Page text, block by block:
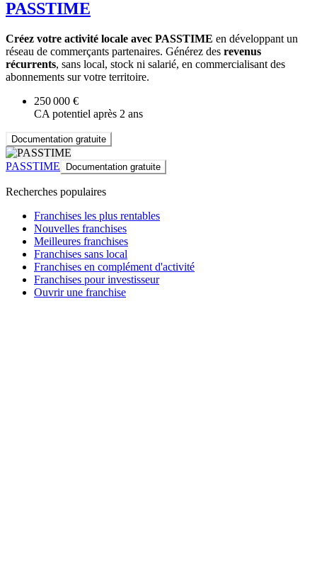
PASSTIME
Créez votre activité locale avec PASSTIME en développant un
réseau de commerçants partenaires. Générez des revenus
récurrents, sans local, stock ni salarié, en commercialisant des
abonnements sur votre territoire.
250 000 €
CA potentiel après 2 ans
Documentation gratuite
PASSTIME Documentation gratuite
Recherches populaires
Franchises les plus rentables
Nouvelles franchises
Meilleures franchises
Franchises sans local
Franchises en complément d'activité
Franchises pour investisseur
Ouvrir une franchise